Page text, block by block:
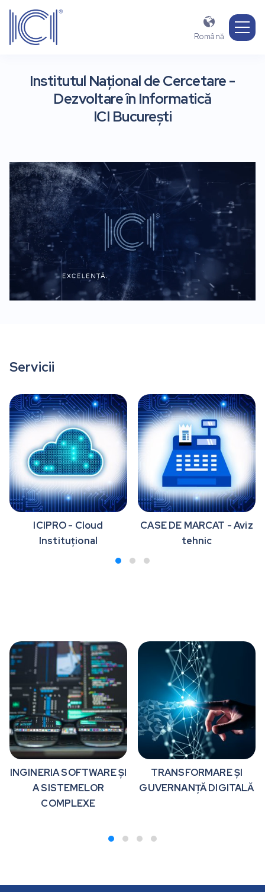

Română
Institutul Național de Cercetare -
Dezvoltare în Informatică
ICI București
Servicii
ICIPRO - Cloud
Instituțional
CASE DE MARCAT - Aviz
tehnic
INGINERIA SOFTWARE ȘI
A SISTEMELOR
COMPLEXE
TRANSFORMARE ȘI
GUVERNANȚĂ DIGITALĂ